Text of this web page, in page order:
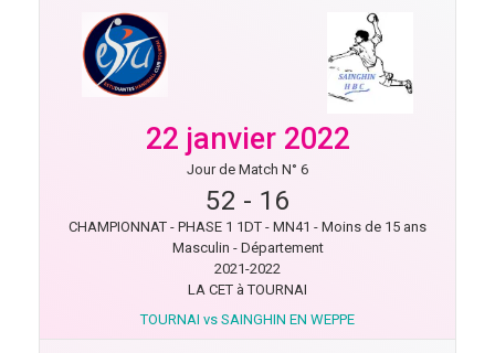
22 janvier 2022
Jour de Match N° 6
52 - 16
CHAMPIONNAT - PHASE 1 1DT - MN41 - Moins de 15 ans
Masculin - Département
2021-2022
LA CET à TOURNAI
TOURNAI vs SAINGHIN EN WEPPE